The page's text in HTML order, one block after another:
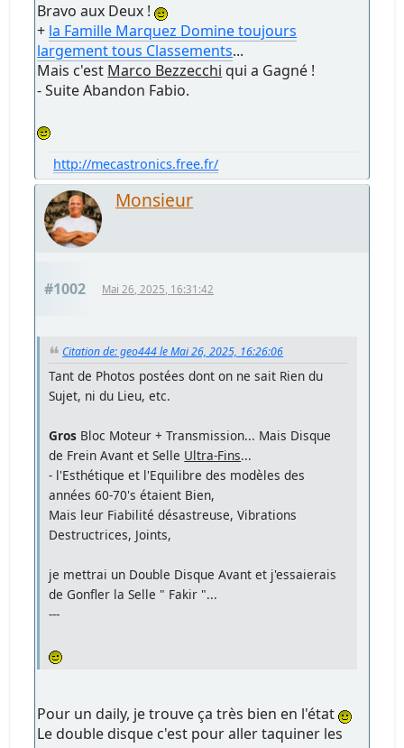
Bravo aux Deux !
+ la Famille Marquez Domine toujours
largement tous Classements...
Mais c'est Marco Bezzecchi qui a Gagné !
- Suite Abandon Fabio.
http://mecastronics.free.fr/
Monsieur
#1002 Mai 26, 2025, 16:31:42
Citation de: geo444 le Mai 26, 2025, 16:26:06
Tant de Photos postées dont on ne sait Rien du
Sujet, ni du Lieu, etc.
Gros Bloc Moteur + Transmission... Mais Disque
de Frein Avant et Selle Ultra-Fins...
- l'Esthétique et l'Equilibre des modèles des
années 60-70's étaient Bien,
Mais leur Fiabilité désastreuse, Vibrations
Destructrices, Joints,
je mettrai un Double Disque Avant et j'essaierais
de Gonfler la Selle " Fakir "...
---
Pour un daily, je trouve ça très bien en l'état
Le double disque c'est pour aller taquiner les